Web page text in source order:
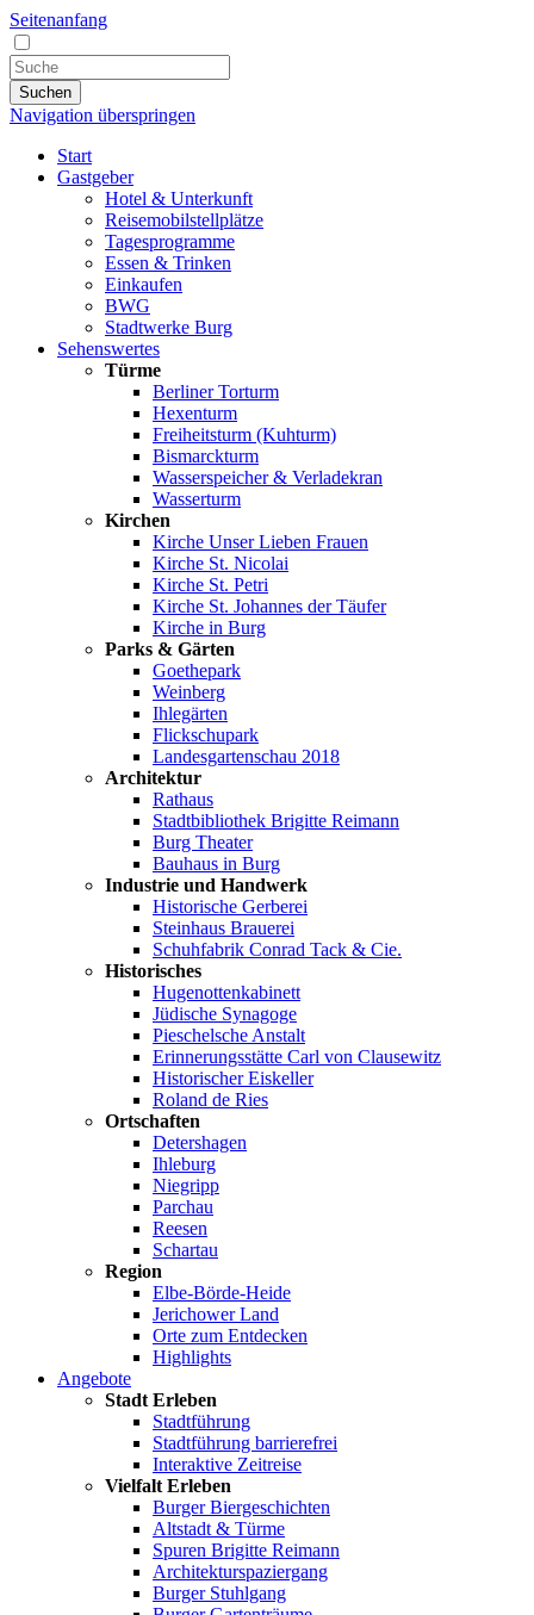
Seitenanfang
Suchen
Navigation überspringen
Start
Gastgeber
Hotel & Unterkunft
Reisemobilstellplätze
Tagesprogramme
Essen & Trinken
Einkaufen
BWG
Stadtwerke Burg
Sehenswertes
Türme
Berliner Torturm
Hexenturm
Freiheitsturm (Kuhturm)
Bismarckturm
Wasserspeicher & Verladekran
Wasserturm
Kirchen
Kirche Unser Lieben Frauen
Kirche St. Nicolai
Kirche St. Petri
Kirche St. Johannes der Täufer
Kirche in Burg
Parks & Gärten
Goethepark
Weinberg
Ihlegärten
Flickschupark
Landesgartenschau 2018
Architektur
Rathaus
Stadtbibliothek Brigitte Reimann
Burg Theater
Bauhaus in Burg
Industrie und Handwerk
Historische Gerberei
Steinhaus Brauerei
Schuhfabrik Conrad Tack & Cie.
Historisches
Hugenottenkabinett
Jüdische Synagoge
Pieschelsche Anstalt
Erinnerungsstätte Carl von Clausewitz
Historischer Eiskeller
Roland de Ries
Ortschaften
Detershagen
Ihleburg
Niegripp
Parchau
Reesen
Schartau
Region
Elbe-Börde-Heide
Jerichower Land
Orte zum Entdecken
Highlights
Angebote
Stadt Erleben
Stadtführung
Stadtführung barrierefrei
Interaktive Zeitreise
Vielfalt Erleben
Burger Biergeschichten
Altstadt & Türme
Spuren Brigitte Reimann
Architekturspaziergang
Burger Stuhlgang